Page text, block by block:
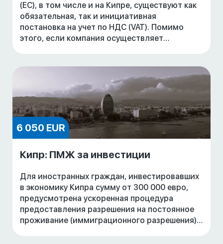
(ЕС), в том числе и на Кипре, существуют как
обязательная, так и инициативная
постановка на учет по НДС (VAT). Помимо
этого, если компания осуществляет
6 050 EUR
Кипр: ПМЖ за инвестиции
Для иностранных граждан, инвестировавших
в экономику Кипра сумму от 300 000 евро,
предусмотрена ускоренная процедура
предоставления разрешения на постоянное
проживание (иммиграционного разрешения)